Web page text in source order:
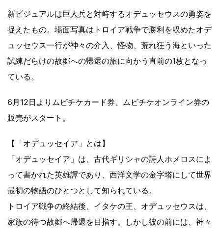
新ビジュアルは巨人兵と対峙するオデュッセウスの勇姿を
捉えたもの。場面写真はトロイア戦争で勝利を収めたオデ
ュッセウス一行が神々の介入、怪物、荒れ狂う海といった
試練だらけの故郷への帰還の旅に向かう直前の1枚となっ
ている。
6月12日よりムビチケカード券、ムビチケオンライン券の
販売がスタート。
【「オデュッセイア」とは】
「オデュッセイア」は、古代ギリシャの詩人ホメロスによ
って書かれた英雄譚であり、西洋文学の金字塔にして世界
最初の物語のひとつとして知られている。
トロイア戦争の終結後、イタケの王、オデュッセウスは、
家族の待つ故郷へ帰還を目指す。しかし彼の前には、神々